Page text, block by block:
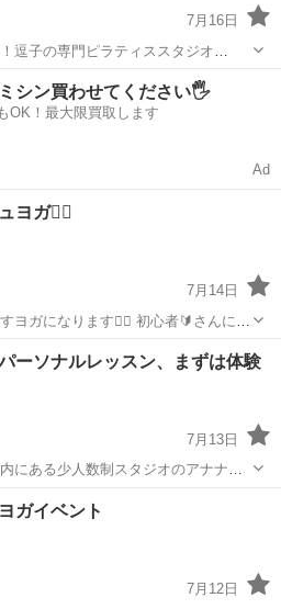
7月16日
逗子の専門ピラティススタジオ
」 「肩こりや腰痛がなかなか改善し
ミシン買わせてください🖐️
OK！最大限買取します
Ad
ヨガ🧘‍♀️
7月14日
ます🧘‍♀️ 初心者🔰さんにも
癒していき
ーソナルレッスン、まずは体験
7月13日
にある少人数制スタジオのアナナス
ティスに興味はあるけど大人数は苦
ヨガ パーソナル
ガイベント
7月12日